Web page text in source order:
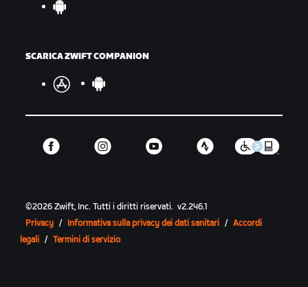
SCARICA ZWIFT COMPANION
©2026 Zwift, Inc.Tutti i diritti riservati. v2.246.1
Privacy / Informativa sulla privacy dei dati sanitari / Accordi
legali / Termini di servizio